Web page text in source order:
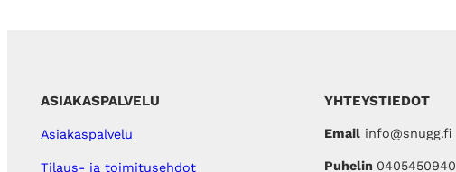
ASIAKASPALVELU
Asiakaspalvelu
Tilaus- ja toimitusehdot
YHTEYSTIEDOT
Emailinfo@snugg.fi
Puhelin 0405450940